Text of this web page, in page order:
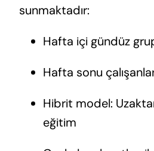
sunmaktadır:
Hafta içi gündüz
Hafta sonu
Hibrit model:
eğitim